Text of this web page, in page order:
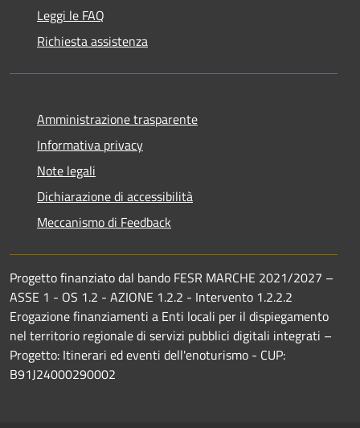
Leggi le FAQ
Richiesta assistenza
Amministrazione trasparente
Informativa privacy
Note legali
Dichiarazione di accessibilità
Meccanismo di Feedback
Progetto finanziato dal bando FESR MARCHE 2021/2027 –
ASSE 1 - OS 1.2 - AZIONE 1.2.2 - Intervento 1.2.2.2
Erogazione finanziamenti a Enti locali per il dispiegamento
nel territorio regionale di servizi pubblici digitali integrati –
Progetto: Itinerari ed eventi dell'enoturismo - CUP:
B91J24000290002